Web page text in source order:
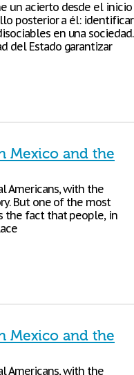
un acierto desde el inicio
posterior a él: identificar
en una sociedad.
del Estado garantizar
Mexico and the
Americans, with the
But one of the most
the fact that people, in
Mexico and the
Americans, with the